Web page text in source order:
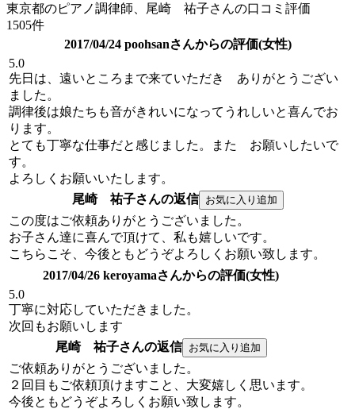
東京都のピアノ調律師、尾崎 祐子さんの口コミ評価
1505件
2017/04/24 poohsanさんからの評価(女性)
5.0
先日は、遠いところまで来ていただき ありがとうござい
ました。
調律後は娘たちも音がきれいになってうれしいと喜んでお
ります。
とても丁寧な仕事だと感じました。また お願いしたいで
す。
よろしくお願いいたします。
尾崎 祐子さんの返信
この度はご依頼ありがとうございました。
お子さん達に喜んで頂けて、私も嬉しいです。
こちらこそ、今後ともどうぞよろしくお願い致します。
2017/04/26 keroyamaさんからの評価(女性)
5.0
丁寧に対応していただきました。
次回もお願いします
尾崎 祐子さんの返信
ご依頼ありがとうございました。
２回目もご依頼頂けますこと、大変嬉しく思います。
今後ともどうぞよろしくお願い致します。